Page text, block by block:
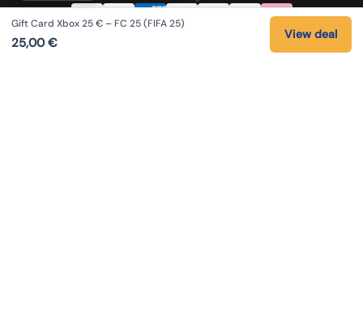
PrivacyTerms Cookies
Gift Card Xbox 25 € – FC 25 (FIFA 25)
25,00€
View deal